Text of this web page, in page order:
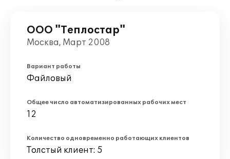
ООО "Теплостар"
Москва, Март 2008
Вариант работы
Файловый
Общее число автоматизированных рабочих мест
12
Количество одновременно работающих клиентов
Толстый клиент: 5